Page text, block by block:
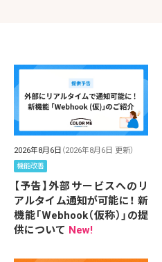
2026年8月6日 （2026年8月6日 更新）
機能改善
【予告】外部サービスへのリ
アルタイム通知が可能に！ 新
機能「Webhook（仮称）」の提
供について New!